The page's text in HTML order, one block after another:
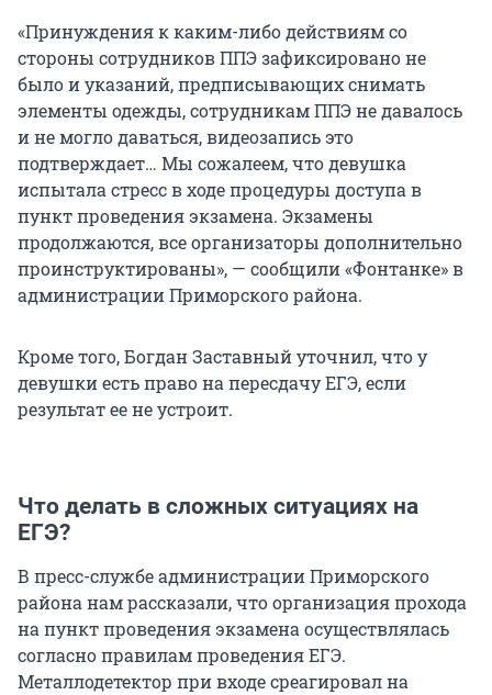
«Принуждения к каким-либо действиям со
стороны сотрудников ППЭ зафиксировано не
было и указаний, предписывающих снимать
элементы одежды, сотрудникам ППЭ не давалось
и не могло даваться, видеозапись это
подтверждает… Мы сожалеем, что девушка
испытала стресс в ходе процедуры доступа в
пункт проведения экзамена. Экзамены
продолжаются, все организаторы дополнительно
проинструктированы», — сообщили «Фонтанке» в
администрации Приморского района.
Кроме того, Богдан Заставный уточнил, что у
девушки есть право на пересдачу ЕГЭ, если
результат ее не устроит.
Что делать в сложных ситуациях на
ЕГЭ?
В пресс-службе администрации Приморского
района нам рассказали, что организация прохода
на пункт проведения экзамена осуществлялась
согласно правилам проведения ЕГЭ.
Металлодетектор при входе среагировал на